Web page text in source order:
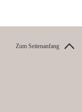
Zum Seitenanfang